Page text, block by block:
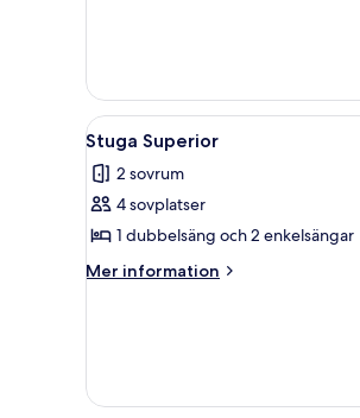
enhet
Öppna
alla
foton
för
Stuga
Superior
Ett
6
Stuga Superior
2 sovrum
4 sovplatser
1 dubbelsäng och 2 enkelsängar
Mer information
Mer